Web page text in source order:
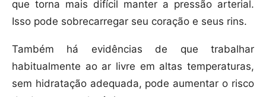
que torna mais difícil manter a pressão arterial.
Isso pode sobrecarregar seu coração e seus rins.
Também há evidências de que trabalhar
habitualmente ao ar livre em altas temperaturas,
sem hidratação adequada, pode aumentar o risco